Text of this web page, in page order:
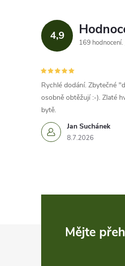
4,9
169 hodnocení
Jan Suchánek
8.7.2026
Rychlé dodání. Zbytečné
osobně obtěžují :-). Zlaté
bytě.
Mějte